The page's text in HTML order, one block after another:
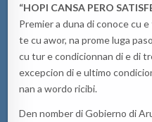
“HOPI CANSA PERO
Premier a duna di conoce cu
te cu awor, na prome luga
cu tur e condicionnan di e di
excepcion di e ultimo
nan a wordo ricibi.
Den nomber di Gobierno di